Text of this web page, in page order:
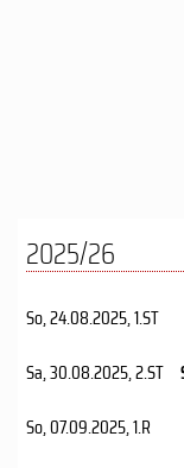
2025/26
So, 24.08.2025, 1.ST
Sa, 30.08.2025, 2.ST
So, 07.09.2025, 1.R